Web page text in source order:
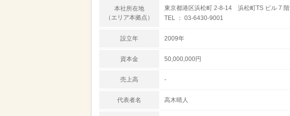
本社所在地
（エリア本拠点）
東京都港区浜松町 2-8-14 浜松町TS ビル 7 階
TEL ： 03-6430-9001
設立年 2009年
資本金 50,000,000円
売上高 -
代表者名 高木晴人